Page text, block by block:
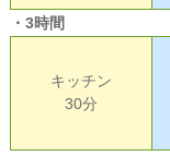
・3時間
キッチン
30分